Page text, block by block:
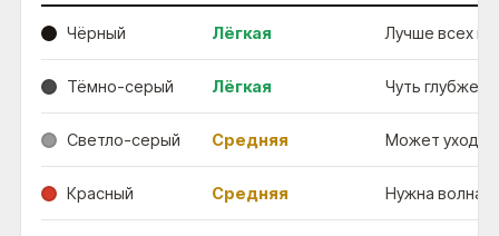
Чёрный Лёгкая Лучше всех
Тёмно-серый Лёгкая Чуть глубже,
Светло-серый Средняя Может
Красный Средняя Нужна волна